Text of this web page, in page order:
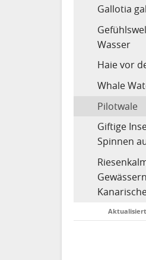
Gallotia
Wasser
Haie vor
Whale
Pilotwale
Giftige
Spinnen
Aktualisiert